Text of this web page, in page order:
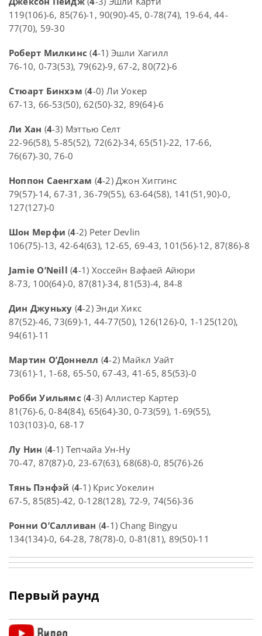
119(106)-6, 85(76)-1, 90(90)-45, 0-78(74), 19-64, 44-
77(70), 59-30
Роберт Милкинс (4-1) Эшли Хагилл
76-10, 0-73(53), 79(62)-9, 67-2, 80(72)-6
Стюарт Бинхэм (4-0) Ли Уокер
67-13, 66-53(50), 62(50)-32, 89(64)-6
Ли Хан (4-3) Мэттью Селт
22-96(58), 5-85(52), 72(62)-34, 65(51)-22, 17-66,
76(67)-30, 76-0
Ноппон Саенгхам (4-2) Джон Хиггинс
79(57)-14, 67-31, 36-79(55), 63-64(58), 141(51,90)-0,
127(127)-0
Шон Мерфи (4-2) Peter Devlin
106(75)-13, 42-64(63), 12-65, 69-43, 101(56)-12, 87(86)-8
Jamie O’Neill (4-1) Хоссейн Вафаей Айюри
8-73, 100(64)-0, 87(81)-34, 81(53)-4, 84-8
Дин Джуньху (4-2) Энди Хикс
87(52)-46, 73(69)-1, 44-77(50), 126(126)-0, 1-125(120),
94(61)-11
Мартин О’Доннелл (4-2) Майкл Уайт
73(61)-1, 1-68, 65-50, 67-43, 41-65, 85(53)-0
Робби Уильямс (4-3) Аллистер Картер
81(76)-6, 0-84(84), 65(64)-30, 0-73(59), 1-69(55),
103(103)-0, 68-17
Лу Нин (4-1) Тепчайа Ун-Ну
70-47, 87(87)-0, 23-67(63), 68(68)-0, 85(76)-26
Тянь Пэнфэй (4-1) Крис Уокелин
67-5, 85(85)-42, 0-128(128), 72-9, 74(56)-36
Ронни О’Салливан (4-1) Chang Bingyu
134(134)-0, 64-28, 78(78)-0, 0-81(81), 89(50)-11
Первый раунд